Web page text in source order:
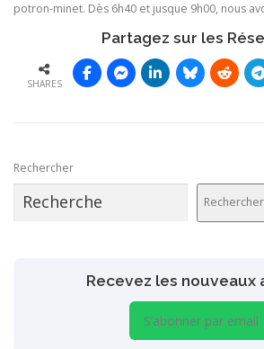
potron-minet. Dès 6h40 et jusque 9h00, nous
Partagez sur les
SHARES
Rechercher
Recevez les nouveaux
S’abonner par email